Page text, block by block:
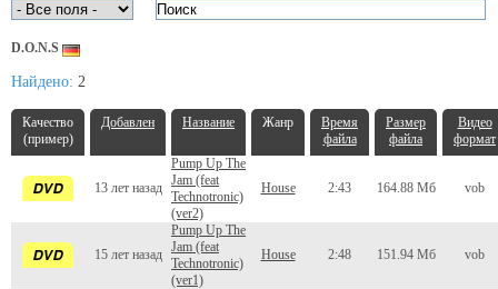
D.O.N.S
Найдено: 2
Качество
(пример)
Добавлен Название Жанр
Время
файла
Размер
файла
Видео
формат
13 лет назад
Pump Up The
Jam (feat
Technotronic)
(ver2)
House 2:43 164.88 Мб vob
15 лет назад
Pump Up The
Jam (feat
Technotronic)
(ver1)
House 2:48 151.94 Мб vob